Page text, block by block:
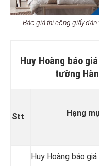
Báo giá thi công giấy
Huy Hoàng báo
tường
Stt Hạng
Huy Hoàng báo